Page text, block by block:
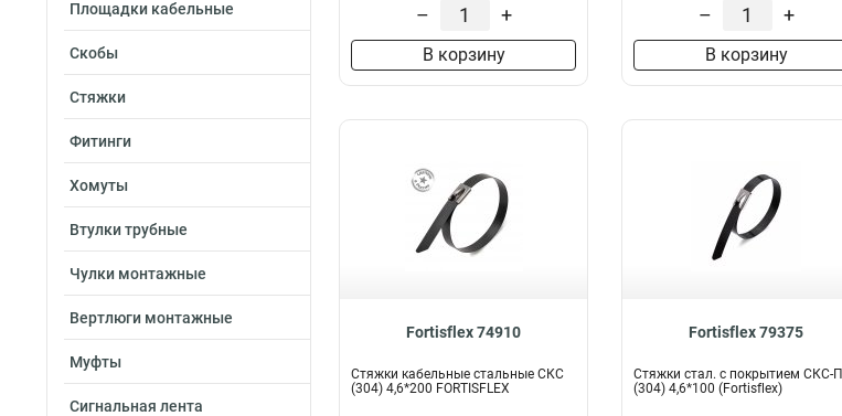
Площадки кабельные
Скобы
Стяжки
Фитинги
Хомуты
Втулки трубные
Чулки монтажные
Вертлюги монтажные
Муфты
Сигнальная лента
– +
В корзину
– +
В корзину
Fortisflex 74910
Стяжки кабельные стальные СКС
(304) 4,6*200 FORTISFLEX
Fortisflex 79375
Стяжки стал. с покрытием СКС-П
(304) 4,6*100 (Fortisflex)